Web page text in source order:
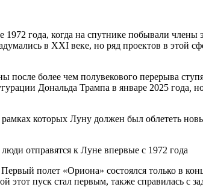
года, когда на спутнике побывали
в XXI веке, но ряд проектов в этой
более чем полувекового перерыва
Дональда Трампа в январе 2025 года
которых Луну должен был облететь
полет «Ориона» состоялся только в
этот пуск стал первым, также справилась с